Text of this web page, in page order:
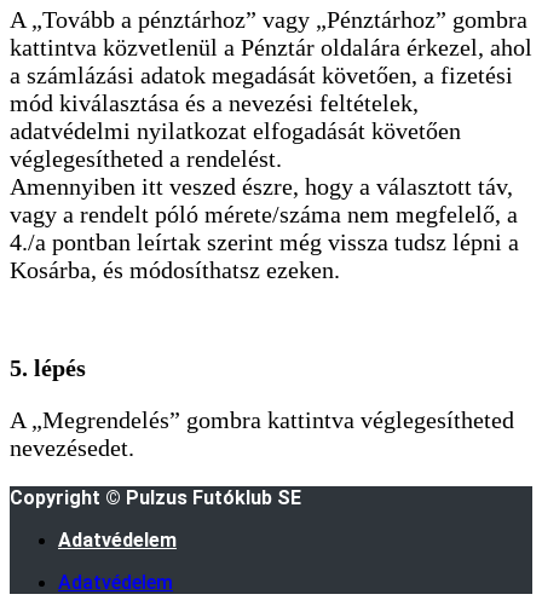
A „Tovább a pénztárhoz” vagy „Pénztárhoz” gombra
kattintva közvetlenül a Pénztár oldalára érkezel, ahol
a számlázási adatok megadását követően, a fizetési
mód kiválasztása és a nevezési feltételek,
adatvédelmi nyilatkozat elfogadását követően
véglegesítheted a rendelést.
Amennyiben itt veszed észre, hogy a választott táv,
vagy a rendelt póló mérete/száma nem megfelelő, a
4./a pontban leírtak szerint még vissza tudsz lépni a
Kosárba, és módosíthatsz ezeken.
5. lépés
A „Megrendelés” gombra kattintva véglegesítheted
nevezésedet.
Copyright © Pulzus Futóklub SE
Adatvédelem
Adatvédelem